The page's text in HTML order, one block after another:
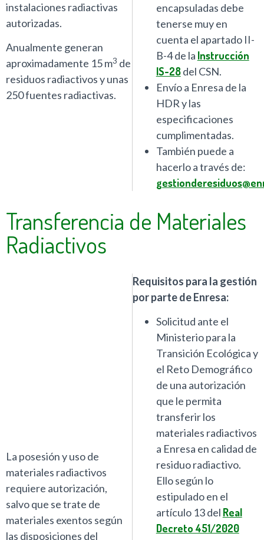
instalaciones radiactivas
autorizadas.
Anualmente generan
aproximadamente 15 m3 de
residuos radiactivos y unas
250 fuentes radiactivas.
encapsuladas debe
tenerse muy en
cuenta el apartado II-
B-4 de la Instrucción
IS-28del CSN.
Envío a Enresa de la
HDR y las
especificaciones
cumplimentadas.
También puede a
hacerlo a través de:
Transferencia de Materiales
Radiactivos
La posesión y uso de
materiales radiactivos
requiere autorización,
salvo que se trate de
materiales exentos según
las disposiciones del
Requisitos para la gestión
por parte de Enresa:
Solicitud ante el
Ministerio para la
Transición Ecológica y
el Reto Demográfico
de una autorización
que le permita
transferir los
materiales radiactivos
a Enresa en calidad de
residuo radiactivo.
Ello según lo
estipulado en el
artículo 13 del Real
Decreto 451/2020